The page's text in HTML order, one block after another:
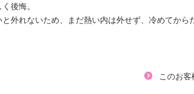
後悔。
外れないため、まだ熱い内は外せず、冷めてから
このお客